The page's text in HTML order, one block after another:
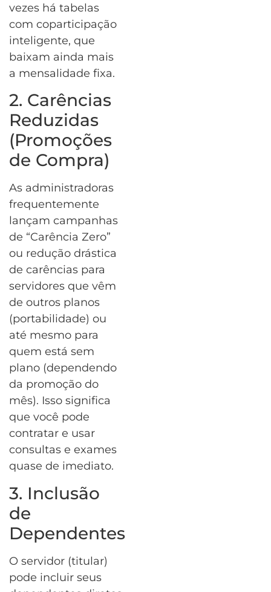
vezes há tabelas
com coparticipação
inteligente, que
baixam ainda mais
a mensalidade fixa.
2. Carências
Reduzidas
(Promoções
de Compra)
As administradoras
frequentemente
lançam campanhas
de “Carência Zero”
ou redução drástica
de carências para
servidores que vêm
de outros planos
(portabilidade) ou
até mesmo para
quem está sem
plano (dependendo
da promoção do
mês). Isso significa
que você pode
contratar e usar
consultas e exames
quase de imediato.
3. Inclusão
de
Dependentes
O servidor (titular)
pode incluir seus